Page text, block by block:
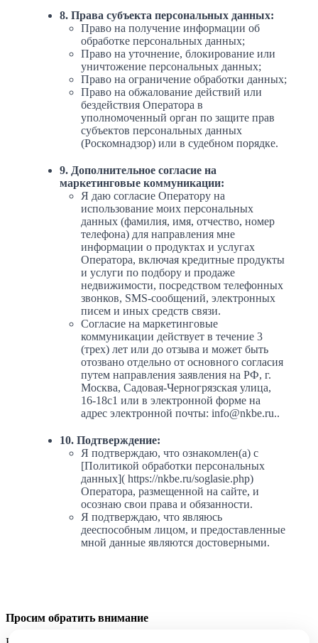
8. Права субъекта персональных данных:
Право на получение информации об
обработке персональных данных;
Право на уточнение, блокирование или
уничтожение персональных данных;
Право на ограничение обработки данных;
Право на обжалование действий или
бездействия Оператора в
уполномоченный орган по защите прав
субъектов персональных данных
(Роскомнадзор) или в судебном порядке.
9. Дополнительное согласие на
маркетинговые коммуникации:
Я даю согласие Оператору на
использование моих персональных
данных (фамилия, имя, отчество, номер
телефона) для направления мне
информации о продуктах и услугах
Оператора, включая кредитные продукты
и услуги по подбору и продаже
недвижимости, посредством телефонных
звонков, SMS-сообщений, электронных
писем и иных средств связи.
Согласие на маркетинговые
коммуникации действует в течение 3
(трех) лет или до отзыва и может быть
отозвано отдельно от основного согласия
путем направления заявления на РФ, г.
Москва, Садовая-Черногрязская улица,
16-18с1 или в электронной форме на
адрес электронной почты: info@nkbe.ru..
10. Подтверждение:
Я подтверждаю, что ознакомлен(а) с
[Политикой обработки персональных
данных]( https://nkbe.ru/soglasie.php)
Оператора, размещенной на сайте, и
осознаю свои права и обязанности.
Я подтверждаю, что являюсь
дееспособным лицом, и предоставленные
мной данные являются достоверными.
Просим обратить внимание